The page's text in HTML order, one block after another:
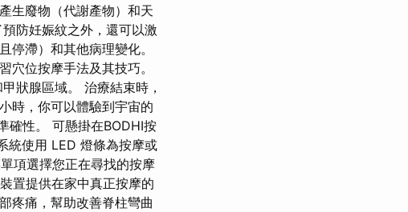
生廢物（代謝產物）和天
防妊娠紋之外，還可以激
滯）和其他病理變化。
位按摩手法及其技巧。
狀腺區域。 治療結束時，
時，你可以體驗到宇宙的
確性。 可懸掛在BODHI按
統使用 LED 燈條為按摩或
項選擇您正在尋找的按摩
置提供在家中真正按摩的
疼痛，幫助改善脊柱彎曲